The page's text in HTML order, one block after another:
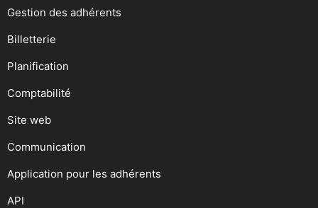
Gestion des adhérents
Billetterie
Planification
Comptabilité
Site web
Communication
Application pour les adhérents
API